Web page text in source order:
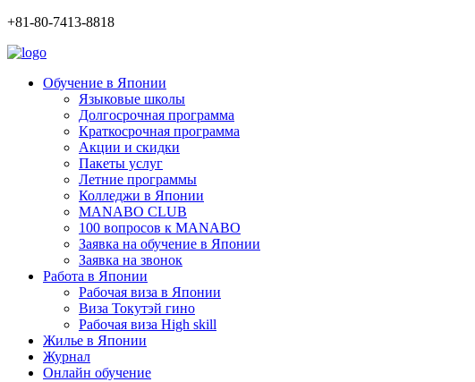
+81-80-7413-8818
Обучение в Японии
Языковые школы
Долгосрочная программа
Краткосрочная программа
Акции и скидки
Пакеты услуг
Летние программы
Колледжи в Японии
MANABO CLUB
100 вопросов к MАNABO
Заявка на обучение в Японии
Заявка на звонок
Работа в Японии
Рабочая виза в Японии
Виза Токутэй гино
Рабочая виза High skill
Жилье в Японии
Журнал
Онлайн обучение